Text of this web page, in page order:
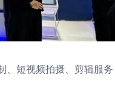
短视频拍摄、剪辑服